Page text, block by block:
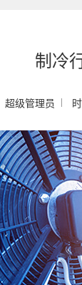
制冷
超级管理员